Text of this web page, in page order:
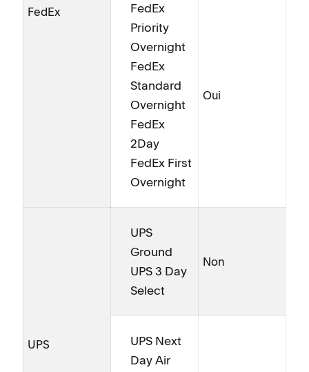
FedEx
FedEx
Priority
Overnight
FedEx
Standard
Overnight
FedEx
2Day
FedEx First
Overnight
Oui
UPS
UPS
Ground
UPS 3 Day
Select
Non
UPS Next
Day Air